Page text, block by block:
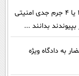
گفته‌های یک روحانی تندرو و ردپای بیش از ۳ یا ۴ جرم جدی امنیتی
به دادگاه ویژه